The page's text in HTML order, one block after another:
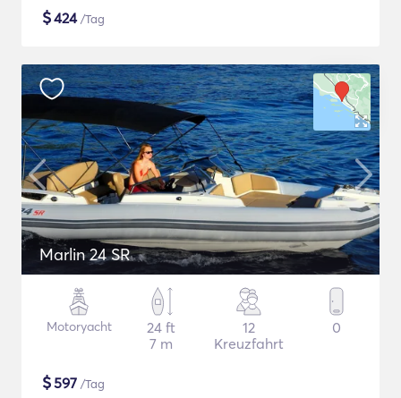
$424/Tag
Marlin 24 SR
Motoryacht
24 ft
7 m
12
Kreuzfahrt
0
$597 /Tag